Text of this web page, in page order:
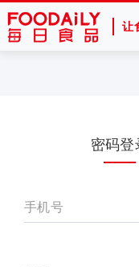
让
密码登
手机号